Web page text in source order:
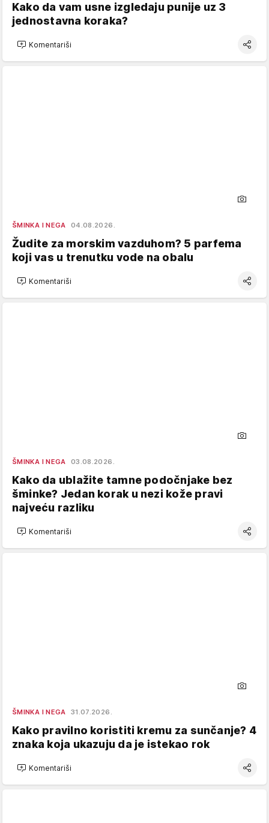
Kako da vam usne izgledaju punije uz 3
jednostavna koraka?
Komentariši
ŠMINKA I NEGA 04.08.2026.
Žudite za morskim vazduhom? 5 parfema
koji vas u trenutku vode na obalu
Komentariši
ŠMINKA I NEGA 03.08.2026.
Kako da ublažite tamne podočnjake bez
šminke? Jedan korak u nezi kože pravi
najveću razliku
Komentariši
ŠMINKA I NEGA 31.07.2026.
Kako pravilno koristiti kremu za sunčanje? 4
znaka koja ukazuju da je istekao rok
Komentariši